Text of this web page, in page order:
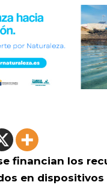
financian los
en